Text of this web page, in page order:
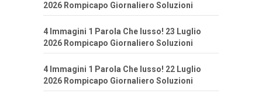
2026 Rompicapo Giornaliero Soluzioni
4 Immagini 1 Parola Che lusso! 23 Luglio
2026 Rompicapo Giornaliero Soluzioni
4 Immagini 1 Parola Che lusso! 22 Luglio
2026 Rompicapo Giornaliero Soluzioni